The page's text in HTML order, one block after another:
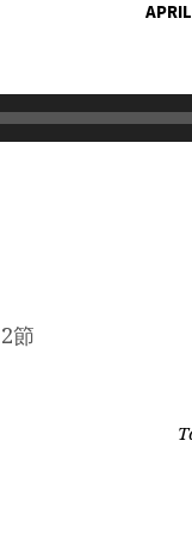
節